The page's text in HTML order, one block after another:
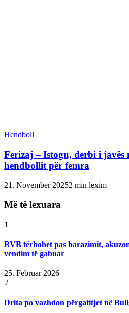
Hendboll
Ferizaj – Istogu, derbi i javës
hendbollit për femra
21. November 20252 min lexim
Më të lexuara
1
BVB tërbohet pas barazimit,
vendim të gabuar
25. Februar 2026
2
Drita po vazhdon përgatitjet në